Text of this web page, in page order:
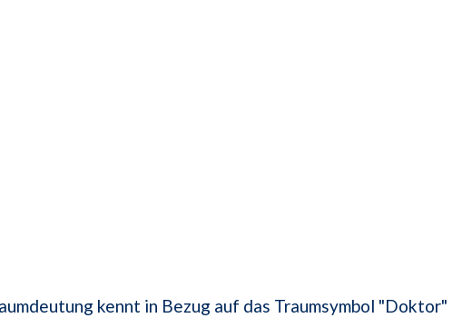
kennt in Bezug auf das Traumsymbol "Doktor"